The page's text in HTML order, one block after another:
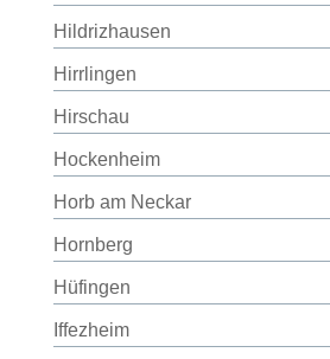
Hildrizhausen
Hirrlingen
Hirschau
Hockenheim
Horb am Neckar
Hornberg
Hüfingen
Iffezheim